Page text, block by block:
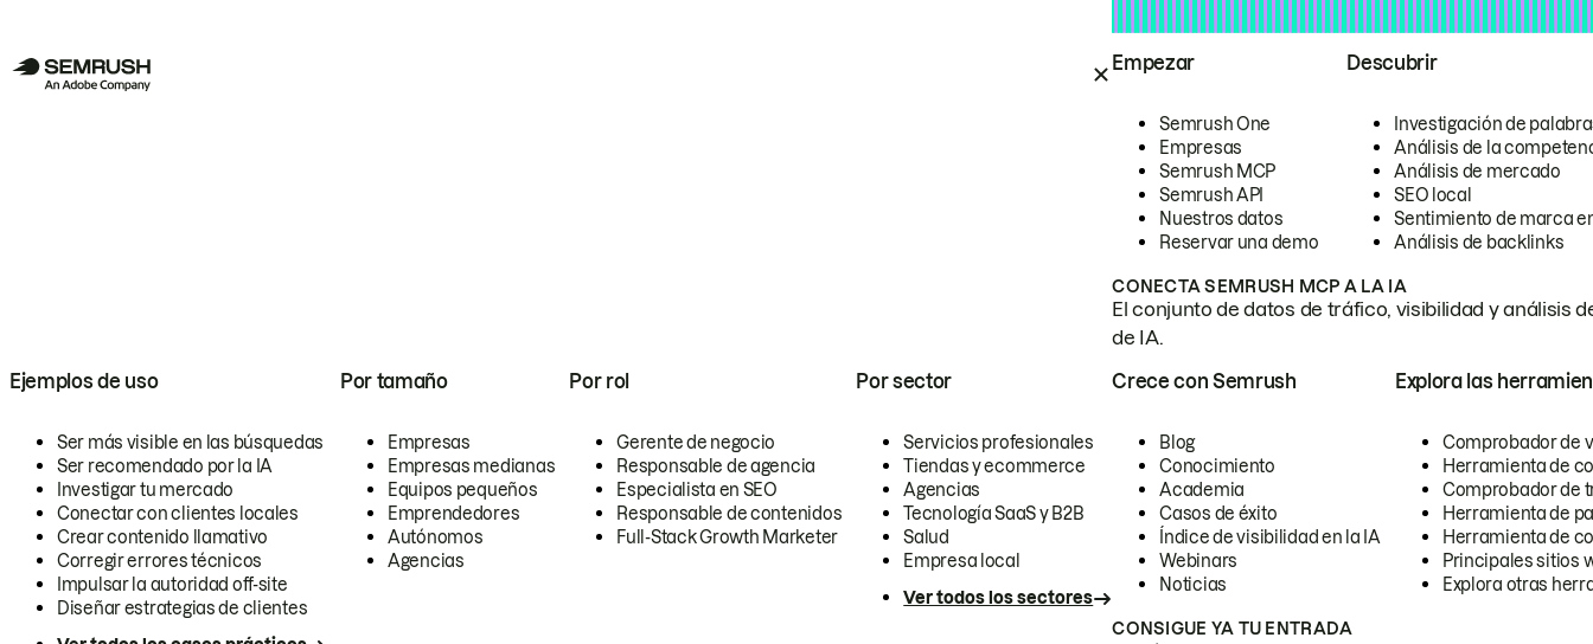
Empezar
Semrush One
Empresas
Semrush MCP
Semrush API
Nuestros datos
Reservar una demo
Descubrir
Investigación de
Análisis de la
Análisis de mercado
SEO local
Sentimiento de marca
Análisis de backlinks
CONECTA SEMRUSH MCP A LA IA
El conjunto de datos de tráfico, visibilidad y análisis
de IA.
Ejemplos de uso
Ser más visible en las búsquedas
Ser recomendado por la IA
Investigar tu mercado
Conectar con clientes locales
Crear contenido llamativo
Corregir errores técnicos
Impulsar la autoridad off-site
Diseñar estrategias de clientes
Por tamaño
Empresas
Empresas medianas
Equipos pequeños
Emprendedores
Autónomos
Agencias
Por rol
Gerente de negocio
Responsable de agencia
Especialista en SEO
Responsable de contenidos
Full-Stack Growth Marketer
Por sector
Servicios profesionales
Tiendas y ecommerce
Agencias
Tecnología SaaS y B2B
Salud
Empresa local
Ver todos los sectores
Crece con Semrush
Blog
Conocimiento
Academia
Casos de éxito
Índice de visibilidad en la IA
Webinars
Noticias
Explora las
Comprobador de
Herramienta de
Comprobador de
Herramienta de
Herramienta de
Principales sitios
Explora otras
CONSIGUE YA TU ENTRADA